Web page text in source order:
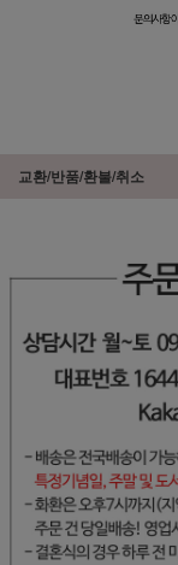
교환/반품/환불/취소